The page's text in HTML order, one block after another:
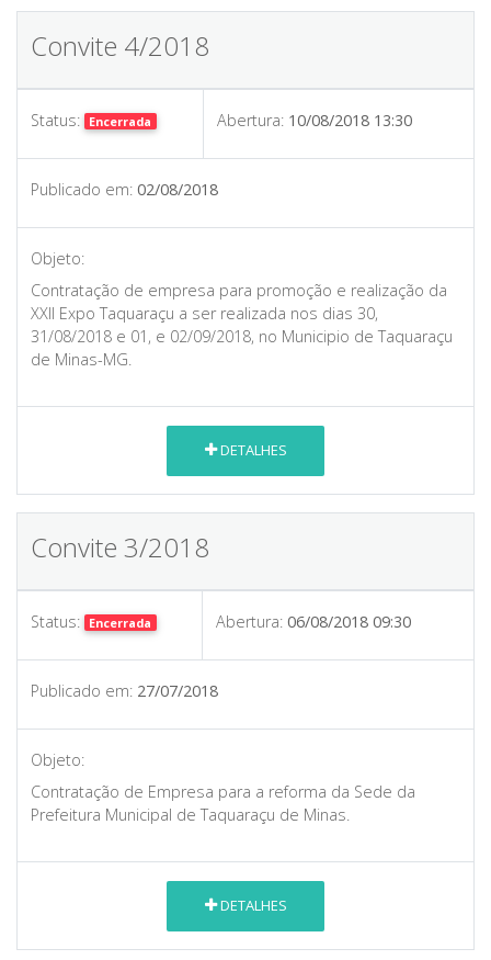
Convite 4/2018
Status: Encerrada Abertura: 10/08/2018 13:30
Publicado em: 02/08/2018
Objeto:
Contratação de empresa para promoção e realização da
XXII Expo Taquaraçu a ser realizada nos dias 30,
31/08/2018 e 01, e 02/09/2018, no Municipio de Taquaraçu
de Minas-MG.
DETALHES
Convite 3/2018
Status: Encerrada Abertura: 06/08/2018 09:30
Publicado em: 27/07/2018
Objeto:
Contratação de Empresa para a reforma da Sede da
Prefeitura Municipal de Taquaraçu de Minas.
DETALHES